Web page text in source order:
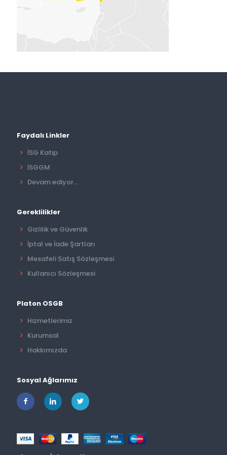
Faydalı Linkler
İSG Katip
İSGGM
Devam ediyor...
Gereklilikler
Gizlilik ve Güvenlik
İptal ve İade Şartları
Mesafeli Satış Sözleşmesi
Kullanıcı Sözleşmesi
Platon OSGB
Hizmetlerimiz
Kurumsal
Hakkımızda
Sosyal Ağlarımız